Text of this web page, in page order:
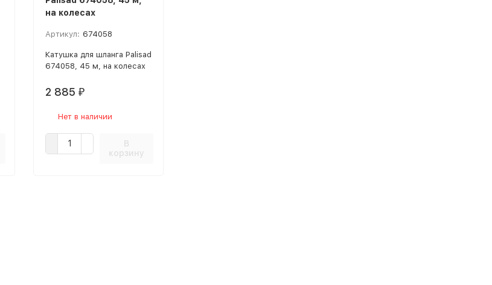
на колесах
Артикул: 674058
Катушка для шланга Palisad
674058, 45 м, на колесах
2 885 ₽
Нет в наличии
В
корзину